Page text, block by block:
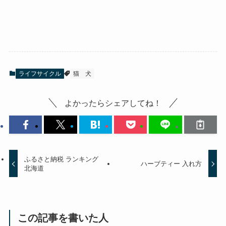
ライフサイクル 猫 犬
よかったらシェアしてね！
ふるさと納税 ランキング
北海道
ハーブティー 入れ方
この記事を書いた人